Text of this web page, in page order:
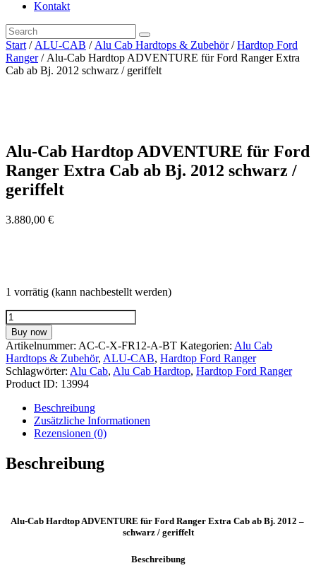
Kontakt
Start / ALU-CAB / Alu Cab Hardtops & Zubehör/Hardtop Ford
Ranger/ Alu-Cab Hardtop ADVENTURE für Ford Ranger Extra
Cab ab Bj. 2012 schwarz / geriffelt
Alu-Cab Hardtop ADVENTURE für Ford
Ranger Extra Cab ab Bj. 2012 schwarz /
geriffelt
3.880,00 €
1 vorrätig (kann nachbestellt werden)
Alu-
Cab
Hardtop
ADVENTURE
für
Ford
Ranger
Extra
Cab
2012
schwarz
Buy now
Artikelnummer: AC-C-X-FR12-A-BT Kategorien: Alu Cab
Hardtops & Zubehör, ALU-CAB, Hardtop Ford Ranger
Schlagwörter: Alu Cab, Alu Cab Hardtop, Hardtop Ford Ranger
Product ID: 13994
Beschreibung
Zusätzliche Informationen
Rezensionen (0)
Beschreibung
Alu-Cab Hardtop ADVENTURE für Ford Ranger Extra Cab ab Bj. 2012 –
schwarz / geriffelt
Beschreibung